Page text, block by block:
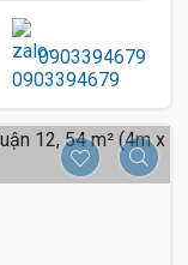
0903394679